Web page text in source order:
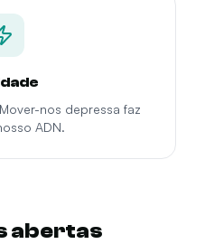
nos depressa faz
ADN.
abertas